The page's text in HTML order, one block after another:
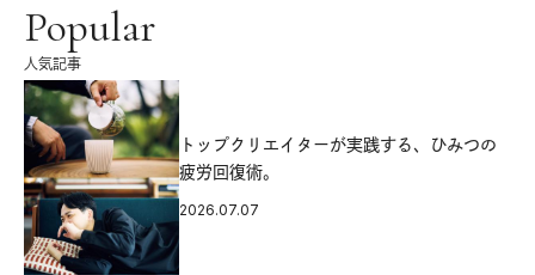
Popular
人気記事
トップクリエイターが実践する、ひみつの
疲労回復術。
2026.07.07